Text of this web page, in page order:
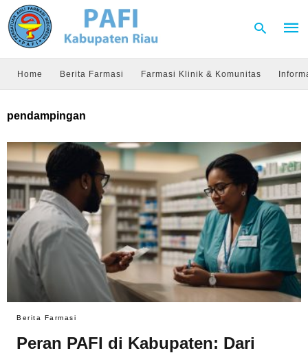
and
hit
Home Berita Farmasi Farmasi Klinik & Komunitas
pendampingan
Berita Farmasi
Peran PAFI di Kabupaten: Dari